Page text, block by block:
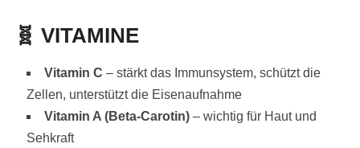
🧬 VITAMINE
Vitamin C – stärkt das Immunsystem, schützt die
Zellen, unterstützt die Eisenaufnahme
Vitamin A (Beta-Carotin)– wichtig für Haut und
Sehkraft